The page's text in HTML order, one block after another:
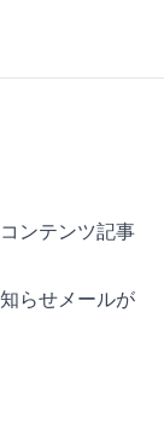
ンテンツ記事
らせメールが